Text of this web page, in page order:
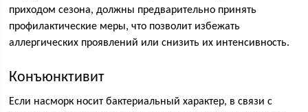
приходом сезона, должны предварительно принять
профилактические меры, что позволит избежать
аллергических проявлений или снизить их интенсивность.
Конъюнктивит
Если насморк носит бактериальный характер, в связи с